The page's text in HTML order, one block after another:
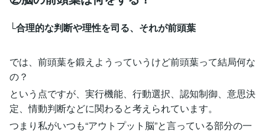
└合理的な判断や理性を司る、それが前頭葉
では、前頭葉を鍛えようっていうけど前頭葉って結局何な
の？
という点ですが、実行機能、行動選択、認知制御、意思決
定、情動判断などに関わると考えられています。
つまり私がいつも“アウトプット脳”と言っている部分の一